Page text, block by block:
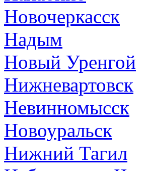
Новочеркасск
Надым
Новый Уренгой
Нижневартовск
Невинномысск
Новоуральск
Нижний Тагил